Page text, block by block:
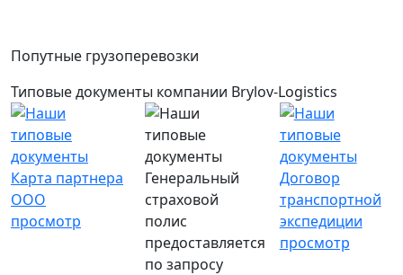
Попутные грузоперевозки
Типовые документы компании Brylov-Logistics
Карта партнера
ООО
просмотр
Генеральный
страховой
полис
предоставляется
по запросу
Договор
транспортной
экспедиции
просмотр